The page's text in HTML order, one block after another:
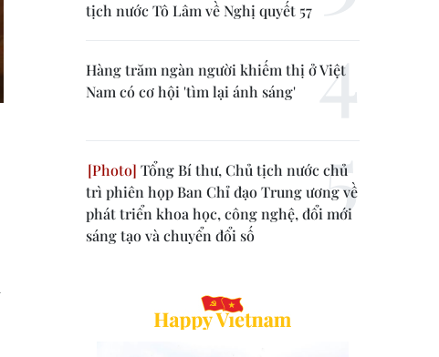
tịch nước Tô Lâm về Nghị quyết 57
Hàng trăm ngàn người khiếm thị ở Việt
Nam có cơ hội 'tìm lại ánh sáng'
Tổng Bí thư, Chủ tịch nước chủ
trì phiên họp Ban Chỉ đạo Trung ương về
phát triển khoa học, công nghệ, đổi mới
sáng tạo và chuyển đổi số